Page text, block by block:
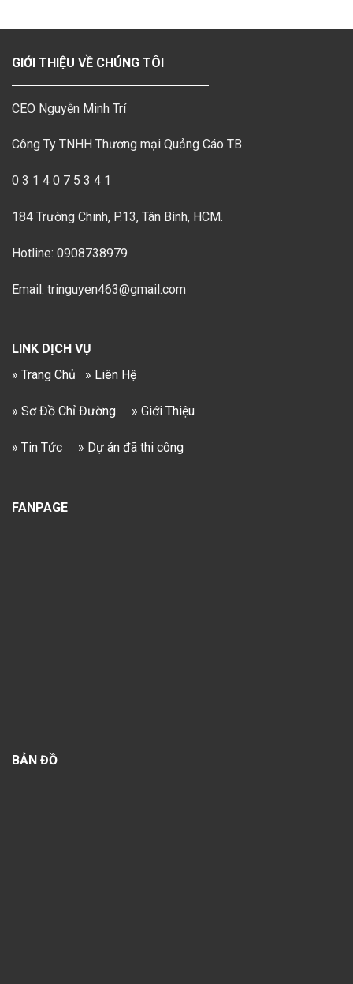
GIỚI THIỆU VỀ CHÚNG TÔI
CEO Nguyễn Minh Trí
Công Ty TNHH Thương mại Quảng Cáo TB
0 3 1 4 0 7 5 3 4 1
184 Trường Chinh, P.13, Tân Bình, HCM.
Hotline: 0908738979
Email: tringuyen463@gmail.com
LINK DỊCH VỤ
» Trang Chủ
» Liên Hệ
» Sơ Đồ Chỉ Đường » Giới Thiệu
» Tin Tức » Dự án đã thi công
FANPAGE
BẢN ĐỒ